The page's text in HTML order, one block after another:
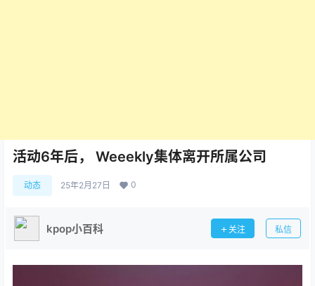
活动6年后， Weeekly集体离开所属公司
动态 25年2月27日 0
kpop小百科 关注 私信